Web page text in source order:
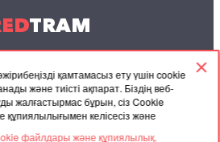
қамтамасыз ету үшін cookie
және тиісті ақпарат. Біздің веб-
жалғастырмас бұрын, сіз Cookie
құпиялылығымен келісесіз және
файлдары және құпиялылық.
TRAM
2026 Redtram, Ltd.
Мұрағат
Келісімі
Байланысу